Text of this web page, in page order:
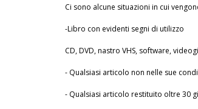
Ci sono alcune situazioni in cui
-Libro con evidenti segni di utilizzo
CD, DVD, nastro VHS, software,
- Qualsiasi articolo non nelle sue
- Qualsiasi articolo restituito oltre 30